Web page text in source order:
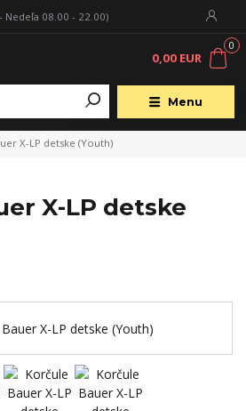
Menu
Nedeľa 08.00 - 22.00)
0
0,00 EUR
X-LP detske (Youth)
X-LP detske